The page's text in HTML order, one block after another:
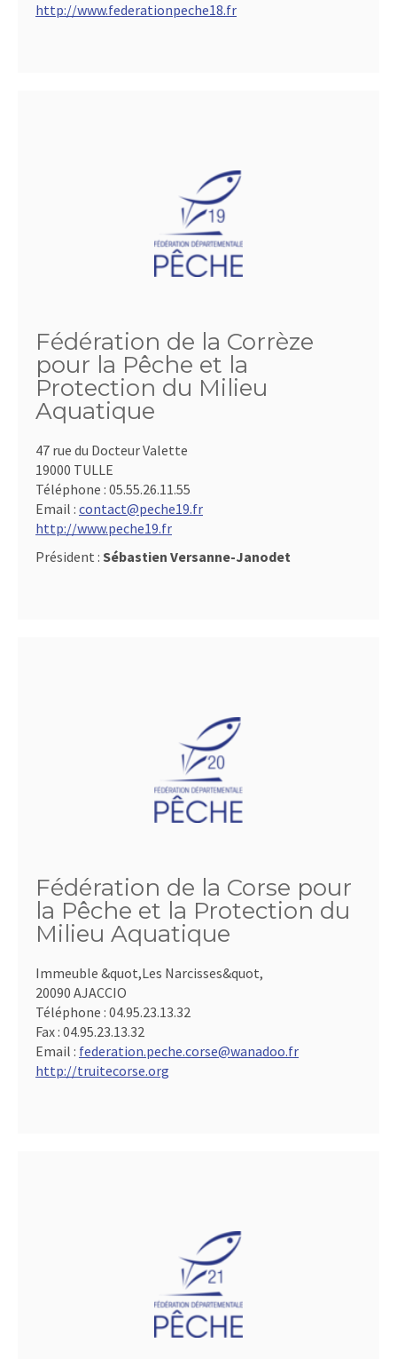
http://www.federationpeche18.fr
Fédération de la Corrèze
pour la Pêche et la
Protection du Milieu
Aquatique
47 rue du Docteur Valette
19000 TULLE
Téléphone : 05.55.26.11.55
Email : contact@peche19.fr
http://www.peche19.fr
Président : Sébastien Versanne-Janodet
Fédération de la Corse pour
la Pêche et la Protection du
Milieu Aquatique
Immeuble &quot,Les Narcisses&quot,
20090 AJACCIO
Téléphone : 04.95.23.13.32
Fax : 04.95.23.13.32
Email : federation.peche.corse@wanadoo.fr
http://truitecorse.org